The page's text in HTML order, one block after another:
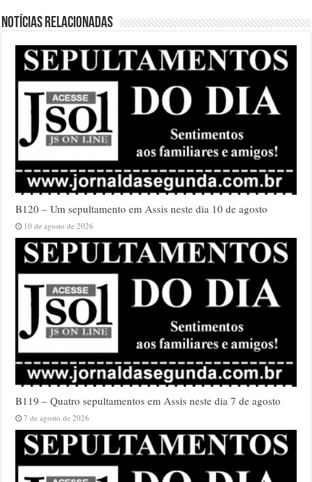
Notícias relacionadas
B120 – Um sepultamento em Assis neste dia 10 de agosto
10 de agosto de 2026
B119 – Quatro sepultamentos em Assis neste dia 7 de agosto
7 de agosto de 2026